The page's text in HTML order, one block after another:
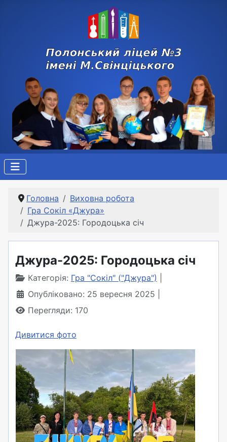
Головна
Виховна робота
Гра Сокіл «Джура»
Джура-2025: Городоцька січ
Джура-2025: Городоцька січ
Категорія: Гра "Сокіл" ("Джура")
Опубліковано: 25 вересня 2025
Перегляди: 170
Дивитися фото